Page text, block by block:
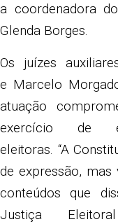
a coordenadora
Glenda Borges.
Os juízes
e Marcelo
atuação
exercício de
eleitoras. “A
de expressão,
conteúdos que
Justiça